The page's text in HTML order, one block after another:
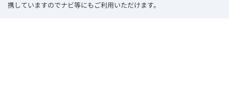
携していますのでナビ等にもご利用いただけます。